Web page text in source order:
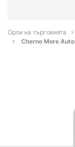
Орли на търговията
Cherno More Auto